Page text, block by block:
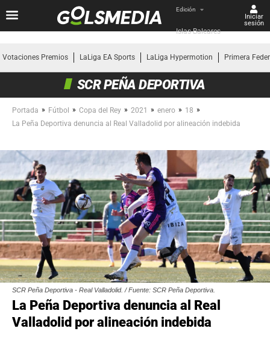
Edición
Islas Baleares
Iniciar
sesión
Votaciones Premios LaLiga EA Sports LaLiga Hypermotion Primera
SCR PEÑA DEPORTIVA
Portada » Fútbol » Copa del Rey » 2021 » enero » 18 »
La Peña Deportiva denuncia al Real Valladolid por alineación indebida
SCR Peña Deportiva - Real Valladolid. / Fuente: SCR Peña Deportiva.
La Peña Deportiva denuncia al Real
Valladolid por alineación indebida